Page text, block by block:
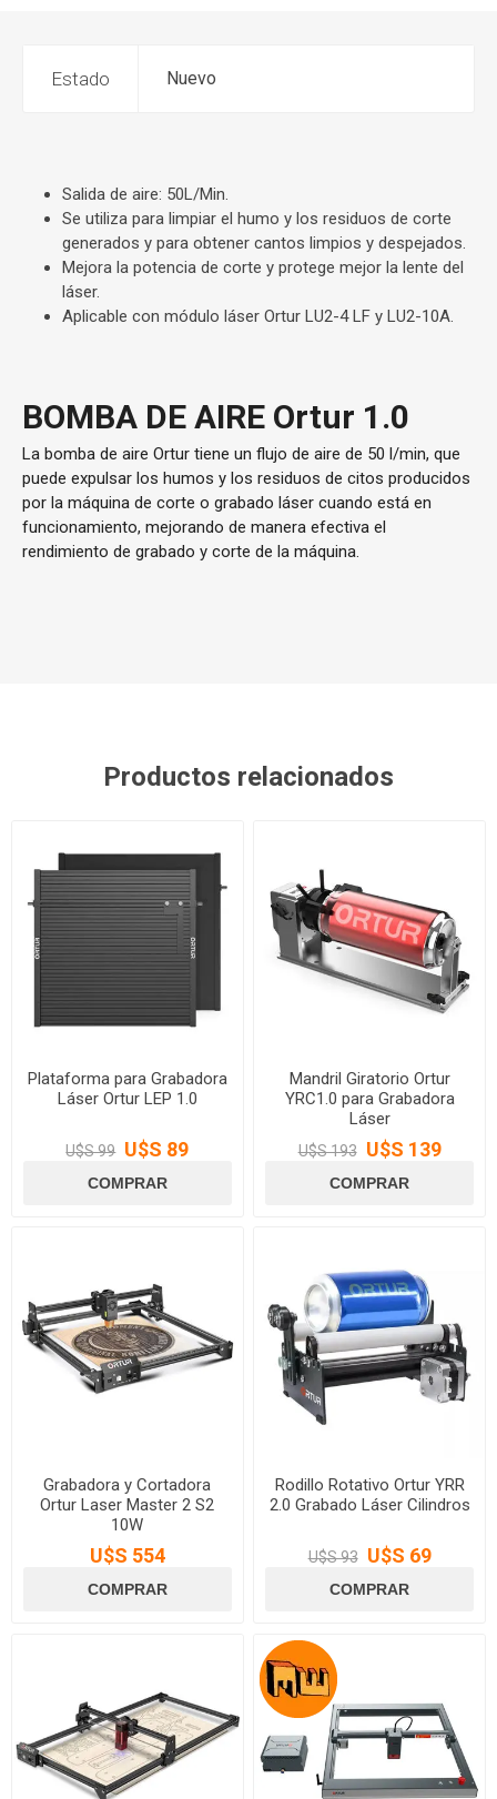
Estado Nuevo
Salida de aire: 50L/Min.
Se utiliza para limpiar el humo y los residuos de corte
generados y para obtener cantos limpios y despejados.
Mejora la potencia de corte y protege mejor la lente del
láser.
Aplicable con módulo láser Ortur LU2-4 LF y LU2-10A.
BOMBA DE AIRE Ortur 1.0
La bomba de aire Ortur tiene un flujo de aire de 50 l/min, que
puede expulsar los humos y los residuos de citos producidos
por la máquina de corte o grabado láser cuando está en
funcionamiento, mejorando de manera efectiva el
rendimiento de grabado y corte de la máquina.
Productos relacionados
Plataforma para Grabadora
Láser Ortur LEP 1.0
U$S 99 U$S 89
Mandril Giratorio Ortur
YRC1.0 para Grabadora
Láser
U$S 193 U$S 139
Grabadora y Cortadora
Ortur Laser Master 2 S2
10W
U$S 554
Rodillo Rotativo Ortur YRR
2.0 Grabado Láser Cilindros
U$S 93 U$S 69